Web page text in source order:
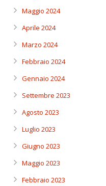
Maggio 2024
Aprile 2024
Marzo 2024
Febbraio 2024
Gennaio 2024
Settembre 2023
Agosto 2023
Luglio 2023
Giugno 2023
Maggio 2023
Febbraio 2023